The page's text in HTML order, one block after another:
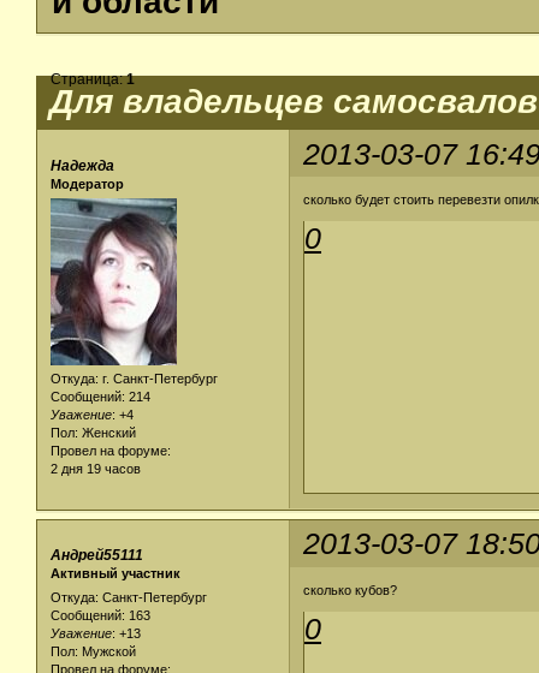
Для владельцев
Страница:1
2013-03-07
Надежда
Модератор
Откуда: г. Санкт-Петербург
Сообщений: 214
Уважение: +4
Пол: Женский
Провел на форуме:
2 дня 19 часов
сколько будет стоить перевезти
0
2013-03-07
Андрей55111
Активный участник
Откуда: Санкт-Петербург
Сообщений: 163
Уважение: +13
Пол: Мужской
Провел на форуме:
сколько кубов?
0